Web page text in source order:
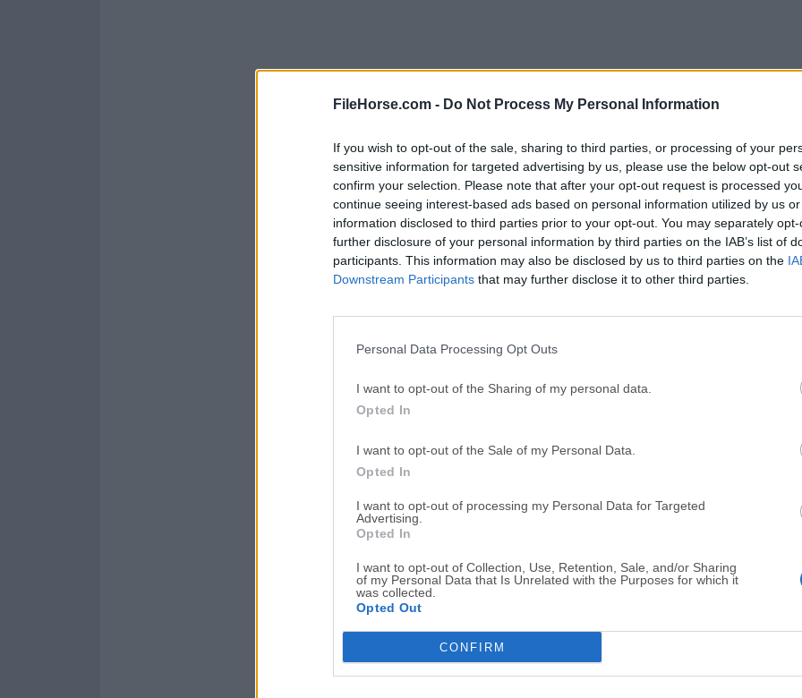
FileHorse.com - Do Not Process My Personal Information
If you wish to opt-out of the sale, sharing to third parties, or processing of your
sensitive information for targeted advertising by us, please use the below opt-out
confirm your selection. Please note that after your opt-out request is processed
continue seeing interest-based ads based on personal information utilized by us
information disclosed to third parties prior to your opt-out. You may separately
further disclosure of your personal information by third parties on the IAB’s list of
participants. This information may also be disclosed by us to third parties on the
Downstream Participants that may further disclose it to other third parties.
Personal Data Processing Opt Outs
I want to opt-out of the Sharing of my personal data.
Opted In
I want to opt-out of the Sale of my Personal Data.
Opted In
I want to opt-out of processing my Personal Data for Targeted
Advertising.
Opted In
I want to opt-out of Collection, Use, Retention, Sale, and/or Sharing
of my Personal Data that Is Unrelated with the Purposes for which it
was collected.
Opted Out
CONFIRM
Descargar DriversCloud 12.0.27.0
¿Por qué se publica esta aplicación en Filehorse? ( Más
Imágenes
Top Descargas
Opera 134.0 Build 5954.46 (64-bit)
Adobe Photoshop CC 2026 27.9.1 (64-bit)
GTA 6 for PS5 CapCut Desktop 9.1.0
PC Repair Tool 2026 Hero Wars - Online Action